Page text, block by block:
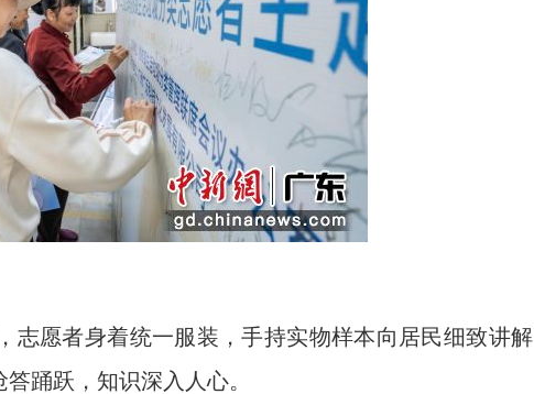
愿者身着统一服装，手持实物样本向居民细致讲解
踊跃，知识深入人心。